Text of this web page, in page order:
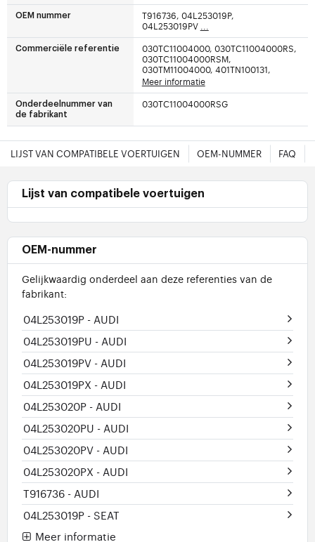
OEM nummer
T916736, 04L253019P,
04L253019PV ...
Commerciële referentie
030TC11004000, 030TC11004000RS,
030TC11004000RSM,
030TM11004000, 401TN100131,
Meer informatie
Onderdeelnummer van
de fabrikant
030TC11004000RSG
LIJST VAN COMPATIBELE VOERTUIGEN OEM-NUMMER FAQ
Lijst van compatibele voertuigen
OEM-nummer
Gelijkwaardig onderdeel aan deze referenties van de
fabrikant:
04L253019P - AUDI
04L253019PU - AUDI
04L253019PV - AUDI
04L253019PX - AUDI
04L253020P - AUDI
04L253020PU - AUDI
04L253020PV - AUDI
04L253020PX - AUDI
T916736 - AUDI
04L253019P - SEAT
Meer informatie